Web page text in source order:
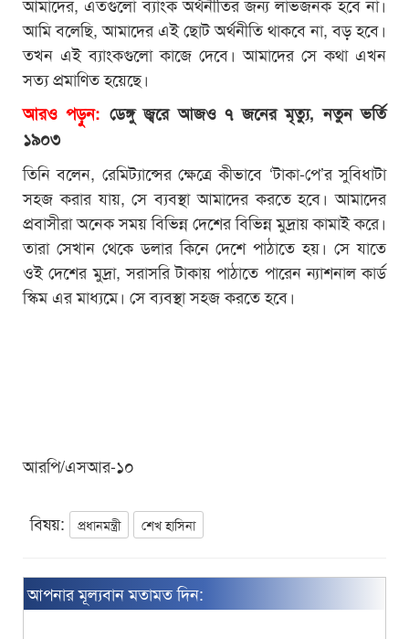
আমি বলেছি, আমাদের এই ছোট অর্থনীতি থাকবে না, বড় হবে।
তখন এই ব্যাংকগুলো কাজে দেবে। আমাদের সে কথা এখন
সত্য প্রমাণিত হয়েছে।
আরও পড়ুন: ডেঙ্গু জ্বরে আজও ৭ জনের মৃত্যু, নতুন ভর্তি
১৯০৩
তিনি বলেন, রেমিট্যান্সের ক্ষেত্রে কীভাবে ‘টাকা-পে’র সুবিধাটা
সহজ করার যায়, সে ব্যবস্থা আমাদের করতে হবে। আমাদের
প্রবাসীরা অনেক সময় বিভিন্ন দেশের বিভিন্ন মুদ্রায় কামাই করে।
তারা সেখান থেকে ডলার কিনে দেশে পাঠাতে হয়। সে যাতে
ওই দেশের মুদ্রা, সরাসরি টাকায় পাঠাতে পারেন ন্যাশনাল কার্ড
স্কিম এর মাধ্যমে। সে ব্যবস্থা সহজ করতে হবে।
আরপি/এসআর-১০
বিষয়: প্রধানমন্ত্রী শেখ হাসিনা
আপনার মূল্যবান মতামত দিন: